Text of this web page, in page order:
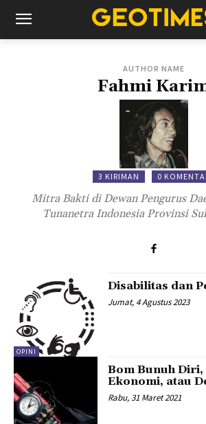
AUTHOR NAME
Fahmi
3 KIRIMAN 0
Mitra Bakti di Dewan Pengurus
Tunanetra Indonesia Provinsi
OPINI
Disabilitas dan
Jumat, 4 Agustus 2023
Bom Bunuh Diri,
Ekonomi, atau
Rabu, 31 Maret 2021